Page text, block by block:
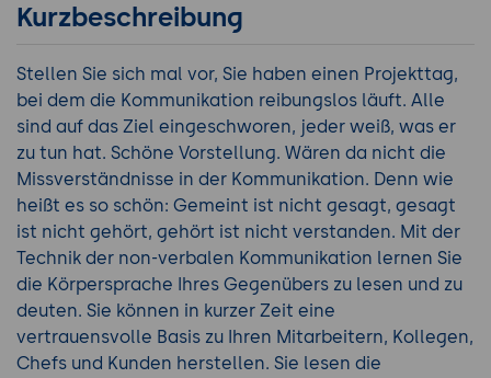
Kurzbeschreibung
Stellen Sie sich mal vor, Sie haben einen Projekttag,
bei dem die Kommunikation reibungslos läuft. Alle
sind auf das Ziel eingeschworen, jeder weiß, was er
zu tun hat. Schöne Vorstellung. Wären da nicht die
Missverständnisse in der Kommunikation. Denn wie
heißt es so schön: Gemeint ist nicht gesagt, gesagt
ist nicht gehört, gehört ist nicht verstanden. Mit der
Technik der non-verbalen Kommunikation lernen Sie
die Körpersprache Ihres Gegenübers zu lesen und zu
deuten. Sie können in kurzer Zeit eine
vertrauensvolle Basis zu Ihren Mitarbeitern, Kollegen,
Chefs und Kunden herstellen. Sie lesen die